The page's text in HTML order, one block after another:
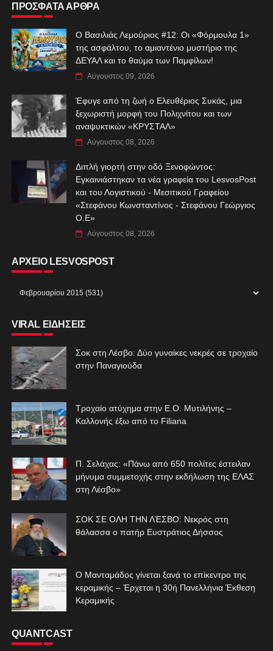
ΠΡΟΣΦΑΤΑ ΑΡΘΡΑ
Ο Βασιλιάς Λεμούριος #12: Οι «Φόρμουλα 1»
της ασφάλτου, το αμιαντένιο μυστήριο της
ΔΕΥΑΛ και το θαύμα των Παμφίλων!
Αύγουστος 09, 2026
Έφυγε από τη ζωή ο Ελευθέριος Συκάς, μια
ξεχωριστή μορφή του Πολιχνίτου και των
αναψυκτικών «ΚΡΥΣΤΑΛ»
Αύγουστος 08, 2026
Διπλή γιορτή στην οδό Ξενοφώντος:
Εγκαινιάστηκαν τα νέα γραφεία του LesvosPost
και του Λογιστικού - Μεσιτικού Γραφείου
«Στεφάνου Κωνσταντίνος - Στεφάνου Γεώργιος
Ο.Ε»
Αύγουστος 08, 2026
ΑΡΧΕΙΟ LESVOSPOST
VIRAL ΕΙΔΗΣΕΙΣ
Σοκ στη Λέσβο: Δύο γυναίκες νεκρές σε τροχαίο
στην Παναγιούδα
Τροχαίο ατύχημα στην Ε.Ο. Μυτιλήνης –
Καλλονής έξω από το Filiana
Π. Σελάχας: «Πάνω από 650 πολίτες έστειλαν
μήνυμα συμμετοχής στην εκδήλωση της ΕΛΑΣ
στη Λέσβο»
ΣΟΚ ΣΕ ΟΛΗ ΤΗΝ ΛΈΣΒΟ: Νεκρός στη
θάλασσα ο πατήρ Ευστράτιος Δήσσος
Ο Μανταμάδος γίνεται ξανά το επίκεντρο της
κεραμικής – Έρχεται η 30ή Πανελλήνια Έκθεση
Κεραμικής
QUANTCAST